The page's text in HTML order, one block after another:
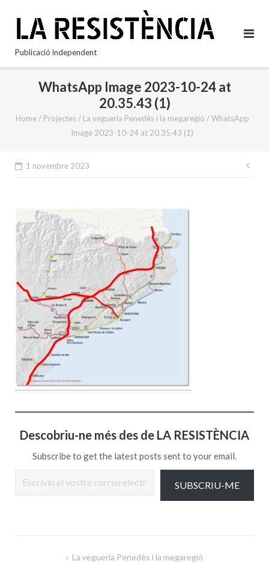
content
Publicació independent
WhatsApp Image 2023-10-24 at
20.35.43 (1)
Home / Projectes / La vegueria Penedès i la megaregió / WhatsApp
Image 2023-10-24 at 20.35.43 (1)
1 novembre 2023
Descobriu-ne més des de LA RESISTÈNCIA
Subscribe to get the latest posts sent to your email.
SUBSCRIU-ME
NavegacióLa vegueria Penedès i la megaregió